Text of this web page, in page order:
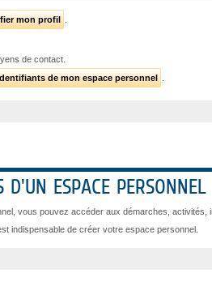
mon profil
de contact.
de mon espace personnel
D'UN ESPACE PERSONNEL
vous pouvez accéder aux démarches, activités,
indispensable de créer votre espace personnel.